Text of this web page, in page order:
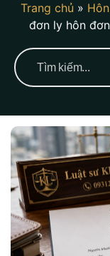
Trang chủ »
đơn ly hôn